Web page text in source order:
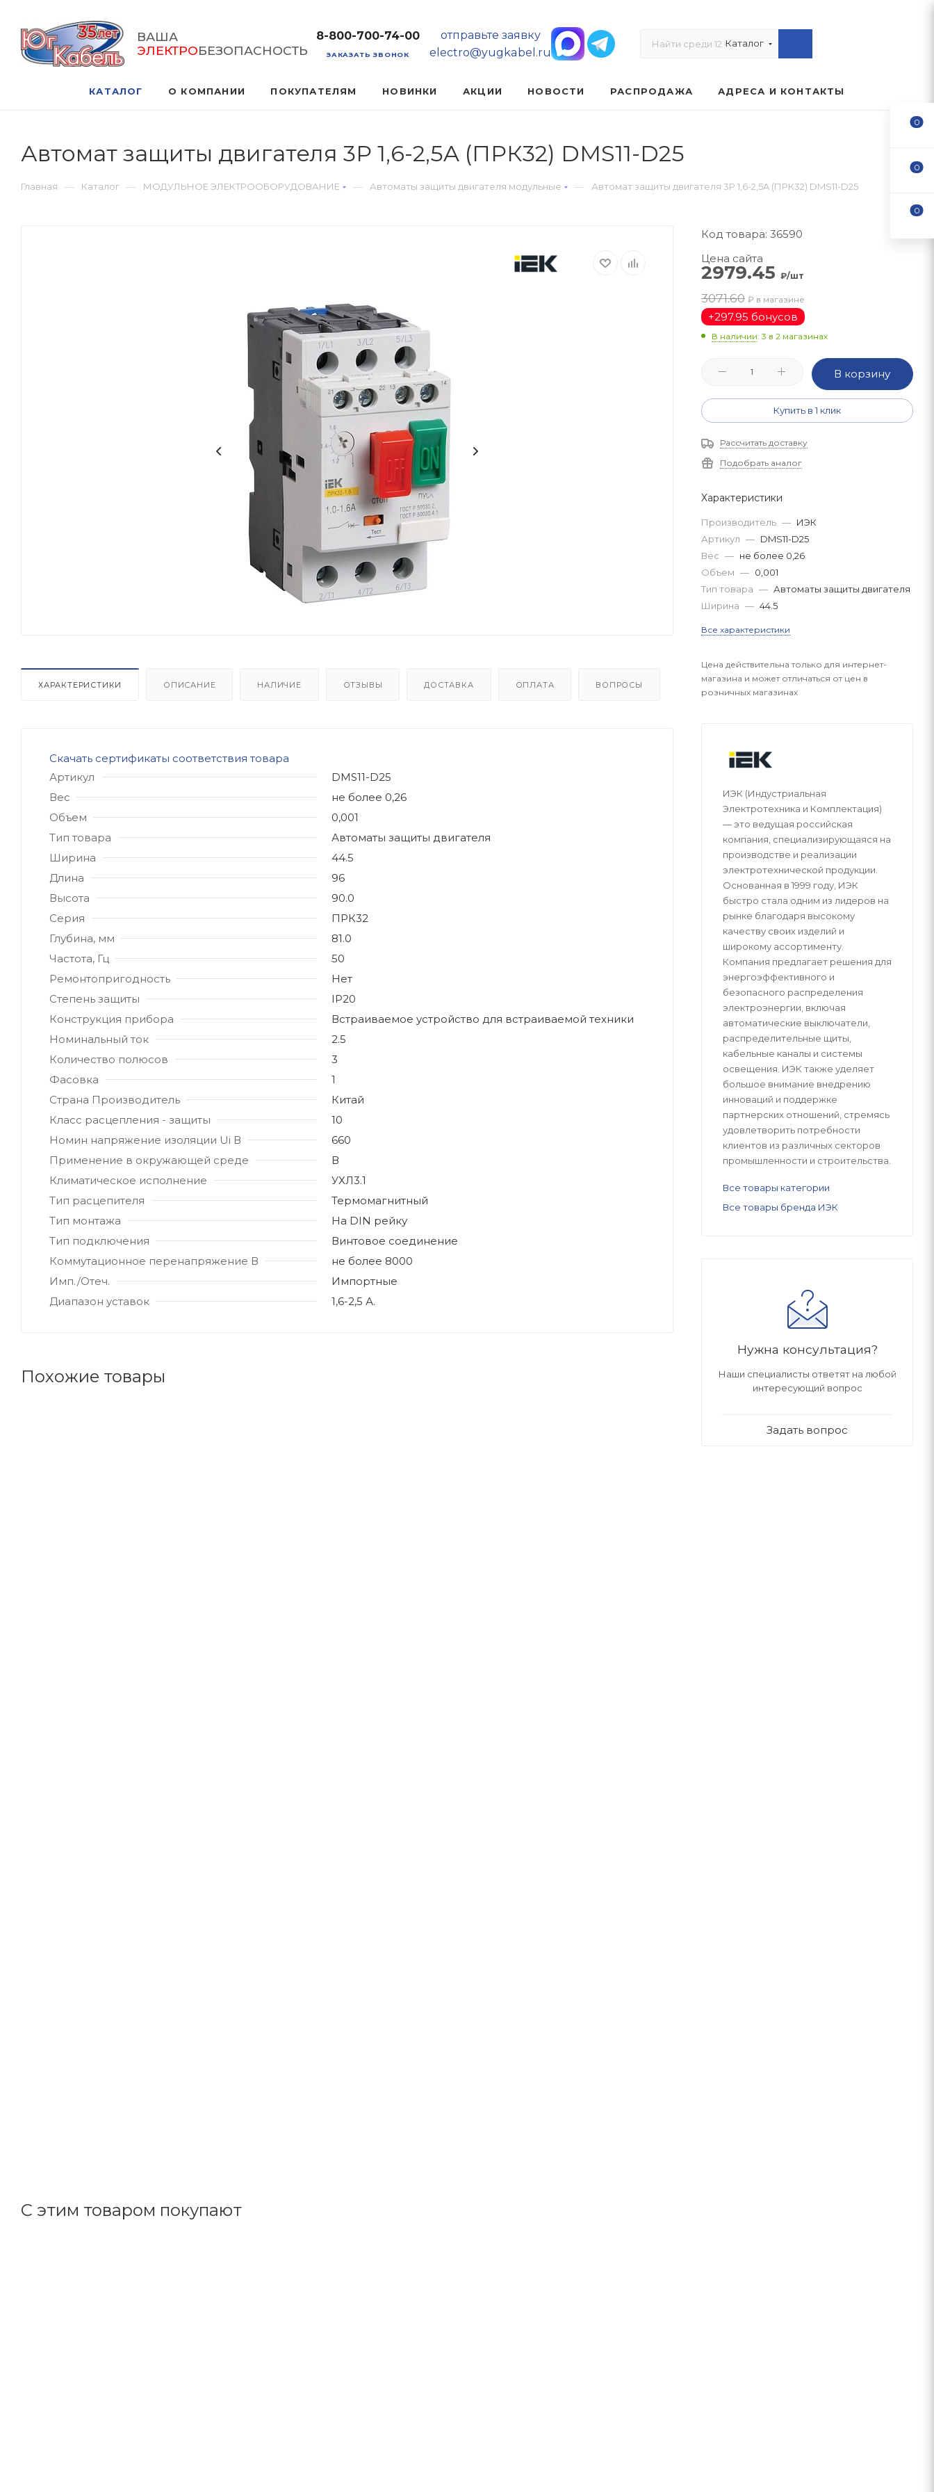
ВАША
ЭЛЕКТРОБЕЗОПАСНОСТЬ
8-800-700-74-00
ЗАКАЗАТЬ ЗВОНОК
отправьте заявку
electro@yugkabel.ru
Каталог
КАТАЛОГ О КОМПАНИИ ПОКУПАТЕЛЯМ НОВИНКИ АКЦИИ НОВОСТИ РАСПРОДАЖА АДРЕСА И КОНТАКТЫ
Автомат защиты двигателя 3Р 1,6-2,5A (ПРК32) DMS11-D25
Главная — Каталог — МОДУЛЬНОЕ ЭЛЕКТРООБОРУДОВАНИЕ — Автоматы защиты двигателя модульные — Автомат защиты двигателя 3Р 1,6-2,5A (ПРК32) DMS11-D25
ХАРАКТЕРИСТИКИ ОПИСАНИЕ НАЛИЧИЕ ОТЗЫВЫ ДОСТАВКА ОПЛАТА ВОПРОСЫ
Скачать сертификаты соответствия товара
Артикул
DMS11-D25
Вес
не более 0,26
Объем
0,001
Тип товара
Автоматы защиты двигателя
Ширина
44.5
Длина
96
Высота
90.0
Серия
ПРК32
Глубина, мм
81.0
Частота, Гц
50
Ремонтопригодность
Нет
Степень защиты
IP20
Конструкция прибора
Встраиваемое устройство для встраиваемой техники
Номинальный ток
2.5
Количество полюсов
3
Фасовка
1
Страна Производитель
Китай
Класс расцепления - защиты
10
Номин напряжение изоляции Ui В
660
Применение в окружающей среде
В
Климатическое исполнение
УХЛ3.1
Тип расцепителя
Термомагнитный
Тип монтажа
На DIN рейку
Тип подключения
Винтовое соединение
Коммутационное перенапряжение В
не более 8000
Имп./Отеч.
Импортные
Диапазон уставок
1,6-2,5 А.
Похожие товары
С этим товаром покупают
Код товара: 36590
Цена сайта
2979.45 ₽/шт
3071.60 ₽ в магазине
+297.95 бонусов
В наличии: 3 в 2 магазинах
В корзину
Купить в 1 клик
Рассчитать доставку
Подобрать аналог
Характеристики
Производитель — ИЭК
Артикул — DMS11-D25
Вес — не более 0,26
Объем — 0,001
Тип товара — Автоматы защиты двигателя
Ширина — 44.5
Все характеристики
Цена действительна только для интернет-
магазина и может отличаться от цен в
розничных магазинах
ИЭК (Индустриальная
Электротехника и Комплектация)
— это ведущая российская
компания, специализирующаяся на
производстве и реализации
электротехнической продукции.
Основанная в 1999 году, ИЭК
быстро стала одним из лидеров на
рынке благодаря высокому
качеству своих изделий и
широкому ассортименту.
Компания предлагает решения для
энергоэффективного и
безопасного распределения
электроэнергии, включая
автоматические выключатели,
распределительные щиты,
кабельные каналы и системы
освещения. ИЭК также уделяет
большое внимание внедрению
инноваций и поддержке
партнерских отношений, стремясь
удовлетворить потребности
клиентов из различных секторов
промышленности и строительства.
Все товары категории
Все товары бренда ИЭК
Нужна консультация?
Наши специалисты ответят на любой
интересующий вопрос
Задать вопрос
0
0
0